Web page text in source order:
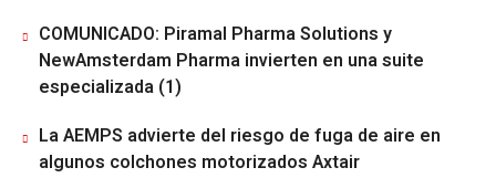
COMUNICADO: Piramal Pharma Solutions y
NewAmsterdam Pharma invierten en una suite
especializada (1)
La AEMPS advierte del riesgo de fuga de aire en
algunos colchones motorizados Axtair